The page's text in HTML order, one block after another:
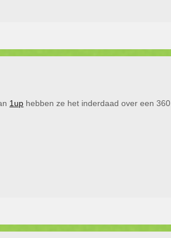
1up hebben ze het inderdaad over een